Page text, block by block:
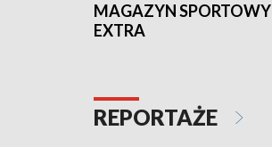
MAGAZYN SPORTOWY
EXTRA
REPORTAŻE